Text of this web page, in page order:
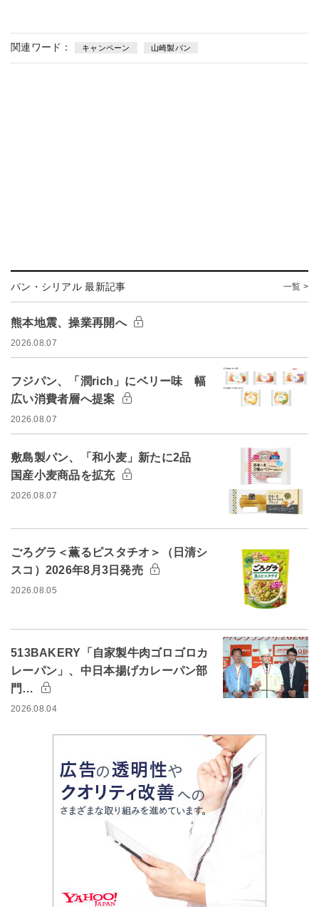
関連ワード： キャンペーン 山崎製パン
パン・シリアル 最新記事 一覧 >
熊本地震、操業再開へ
2026.08.07
フジパン、「潤rich」にベリー味 幅
広い消費者層へ提案
2026.08.07
敷島製パン、「和小麦」新たに2品
国産小麦商品を拡充
2026.08.07
ごろグラ＜薫るピスタチオ＞（日清シ
スコ）2026年8月3日発売
2026.08.05
513BAKERY「自家製牛肉ゴロゴロカ
レーパン」、中日本揚げカレーパン部
門…
2026.08.04